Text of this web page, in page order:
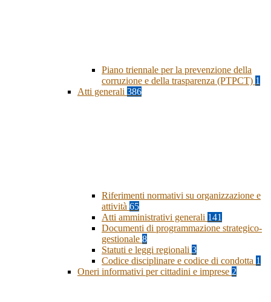
Piano triennale per la prevenzione della
corruzione e della trasparenza (PTPCT) 1
Atti generali 386
Riferimenti normativi su organizzazione e
attività 65
Atti amministrativi generali 141
Documenti di programmazione strategico-
gestionale 8
Statuti e leggi regionali 3
Codice disciplinare e codice di condotta 1
Oneri informativi per cittadini e imprese 2